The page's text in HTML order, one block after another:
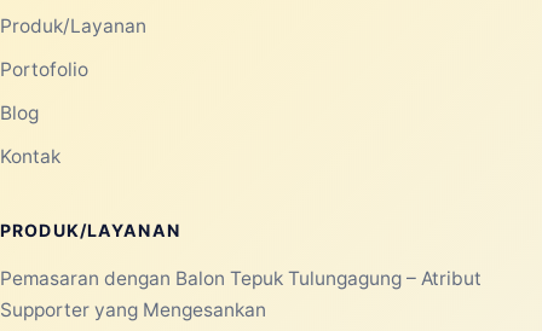
Produk/Layanan
Portofolio
Blog
Kontak
PRODUK/LAYANAN
Pemasaran dengan Balon Tepuk Tulungagung – Atribut
Supporter yang Mengesankan